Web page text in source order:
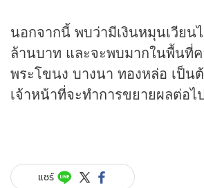
นอกจากนี้ พบว่ามีเงินหมุนเวียน
ล้านบาท และจะพบมากในพื้นที่
พระโขนง บางนา ทองหล่อ เป็น
เจ้าหน้าที่จะทำการขยายผลต่อไ
แชร์